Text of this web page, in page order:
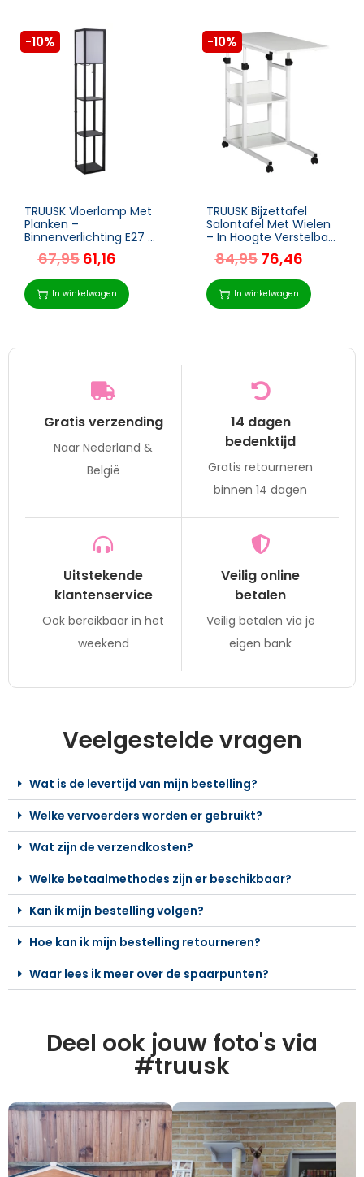
-10%
TRUUSK Vloerlamp Met
Planken –
Binnenverlichting E27 –
Voor
Woonkamer/Slaapkam
er – Hout/Zwart – 26 x
26 x 160 cm (excl.
gloeilamp)
67,95 61,16
In winkelwagen
-10%
TRUUSK Bijzettafel
Salontafel Met Wielen
– In Hoogte Verstelbaar
Nachtkastje – 2
Onderste Planken –
Voor Eetkamer
Woonkamer –
84,95 76,46
In winkelwagen
Gratis verzending
Naar Nederland &
België
14 dagen
bedenktijd
Gratis retourneren
binnen 14 dagen
Uitstekende
klantenservice
Ook bereikbaar in het
weekend
Veilig online
betalen
Veilig betalen via je
eigen bank
Veelgestelde vragen
Wat is de levertijd van mijn bestelling?
Welke vervoerders worden er gebruikt?
Wat zijn de verzendkosten?
Welke betaalmethodes zijn er beschikbaar?
Kan ik mijn bestelling volgen?
Hoe kan ik mijn bestelling retourneren?
Waar lees ik meer over de spaarpunten?
Deel ook jouw foto's via
#truusk